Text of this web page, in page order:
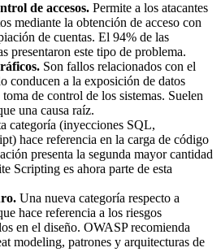
de accesos. Permite a los atacantes
mediante la obtención de acceso con
de cuentas. El 94% de las
presentaron este tipo de problema.
Son fallos relacionados con el
conducen a la exposición de datos
de control de los sistemas. Suelen
una causa raíz.
categoría (inyecciones SQL,
hace referencia en la carga de código
presenta la segunda mayor cantidad
Scripting es ahora parte de esta
Una nueva categoría respecto a
hace referencia a los riesgos
en el diseño. OWASP recomienda
modeling, patrones y arquitecturas de